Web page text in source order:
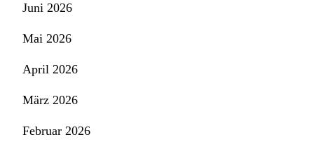
Juni 2026
Mai 2026
April 2026
März 2026
Februar 2026